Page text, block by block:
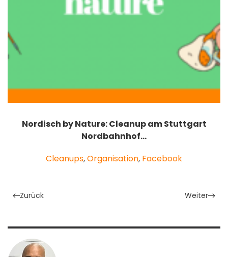
Nordisch by Nature: Cleanup am Stuttgart
Nordbahnhof…
Cleanups,Organisation, Facebook
Zurück Weiter